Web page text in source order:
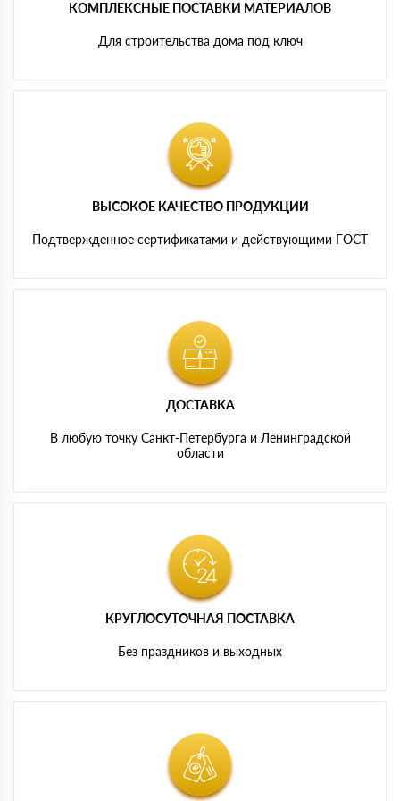
КОМПЛЕКСНЫЕ ПОСТАВКИ МАТЕРИАЛОВ
Для строительства дома под ключ
ВЫСОКОЕ КАЧЕСТВО ПРОДУКЦИИ
Подтвержденное сертификатами и действующими ГОСТ
ДОСТАВКА
В любую точку Санкт-Петербурга и Ленинградской
области
КРУГЛОСУТОЧНАЯ ПОСТАВКА
Без праздников и выходных